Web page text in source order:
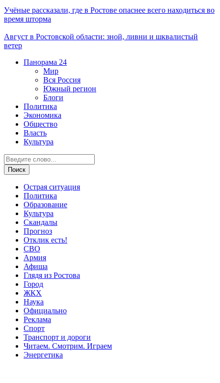
Учёные рассказали, где в Ростове опаснее всего находиться во
время шторма
Август в Ростовской области: зной, ливни и шквалистый
ветер
Панорама 24
Мир
Вся Россия
Южный регион
Блоги
Политика
Экономика
Общество
Власть
Культура
Острая ситуация
Политика
Образование
Культура
Скандалы
Прогноз
Отклик есть!
СВО
Армия
Афиша
Глядя из Ростова
Город
ЖКХ
Наука
Официально
Реклама
Спорт
Транспорт и дороги
Читаем. Смотрим. Играем
Энергетика